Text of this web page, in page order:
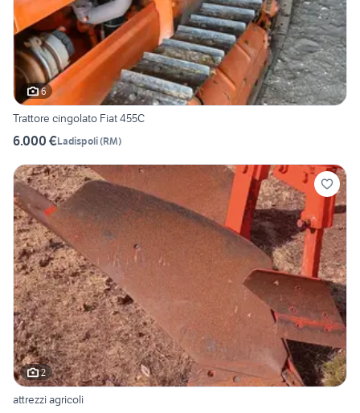
6
Trattore cingolato Fiat 455C
6.000 €Ladispoli(RM)
2
attrezzi agricoli